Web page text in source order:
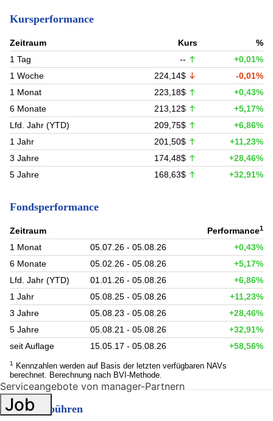
Kursperformance
Zeitraum Kurs
%
1 Tag
--
+0,01%
1 Woche
224,14$
-0,01%
1 Monat
223,18$
+0,43%
6 Monate
213,12$
+5,17%
Lfd. Jahr (YTD)
209,75$
+6,86%
1 Jahr
201,50$
+11,23%
3 Jahre
174,48$
+28,46%
5 Jahre
168,63$ +32,91%
Fondsperformance
Zeitraum Performance1
1 Monat 05.07.26 - 05.08.26
+0,43%
6 Monate
05.02.26 - 05.08.26
+5,17%
Lfd. Jahr (YTD)
01.01.26 - 05.08.26
+6,86%
1 Jahr
05.08.25 - 05.08.26
+11,23%
3 Jahre
05.08.23 - 05.08.26
+28,46%
5 Jahre
05.08.21 - 05.08.26
+32,91%
seit Auflage
15.05.17 - 05.08.26 +58,56%
1
Kennzahlen werden auf Basis der letzten verfügbaren NAVs
berechnet. Berechnung nach BVI-Methode.
Fondsgebühren
Serviceangebote von manager-Partnern
Job